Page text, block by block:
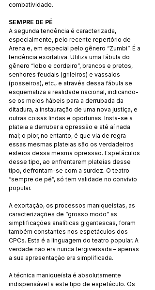
combatividade.
SEMPRE DE PÉ
A segunda tendência é caracterizada,
especialmente, pelo recente repertório de
Arena e, em especial pelo gênero “Zumbi”. É a
tendência exortativa. Utiliza uma fábula do
gênero “lobo e cordeiro”, brancos e pretos,
senhores feudais (grileiros) e vassalos
(posseiros), etc., e através dessa fábula se
esquematiza a realidade nacional, indicando-
se os meios hábeis para a derrubada da
ditadura, a instauração de uma nova justiça, e
outras coisas lindas e oportunas. Insta-se a
plateia a derrubar a opressão e até aí nada
mal; o pior, no entanto, é que via de regra
essas mesmas plateias são os verdadeiros
esteios dessa mesma opressão. Espetáculos
desse tipo, ao enfrentarem plateias desse
tipo, defrontam-se com a surdez. O teatro
“sempre de pé”, só tem validade no convívio
popular.
A exortação, os processos maniqueístas, as
caracterizações de “grosso modo” as
simplificações analíticas gigantescas, foram
também constantes nos espetáculos dos
CPCs. Esta é a linguagem do teatro popular. A
verdade não era nunca tergiversada – apenas
a sua apresentação era simplificada.
A técnica maniqueísta é absolutamente
indispensável a este tipo de espetáculo. Os